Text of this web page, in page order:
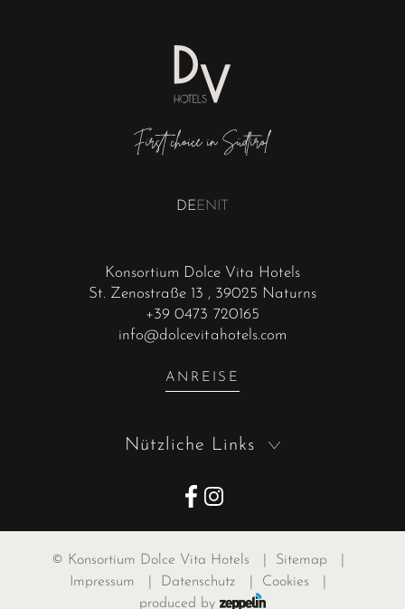
Konsortium Dolce Vita Hotels
St. Zenostraße 13 , 39025 Naturns
+39 0473 720165
info@dolcevitahotels.com
ANREISE
DEEN
Nützliche Links
© Konsortium Dolce Vita Hotels Sitemap
Impressum
Datenschutz Cookies
produced by